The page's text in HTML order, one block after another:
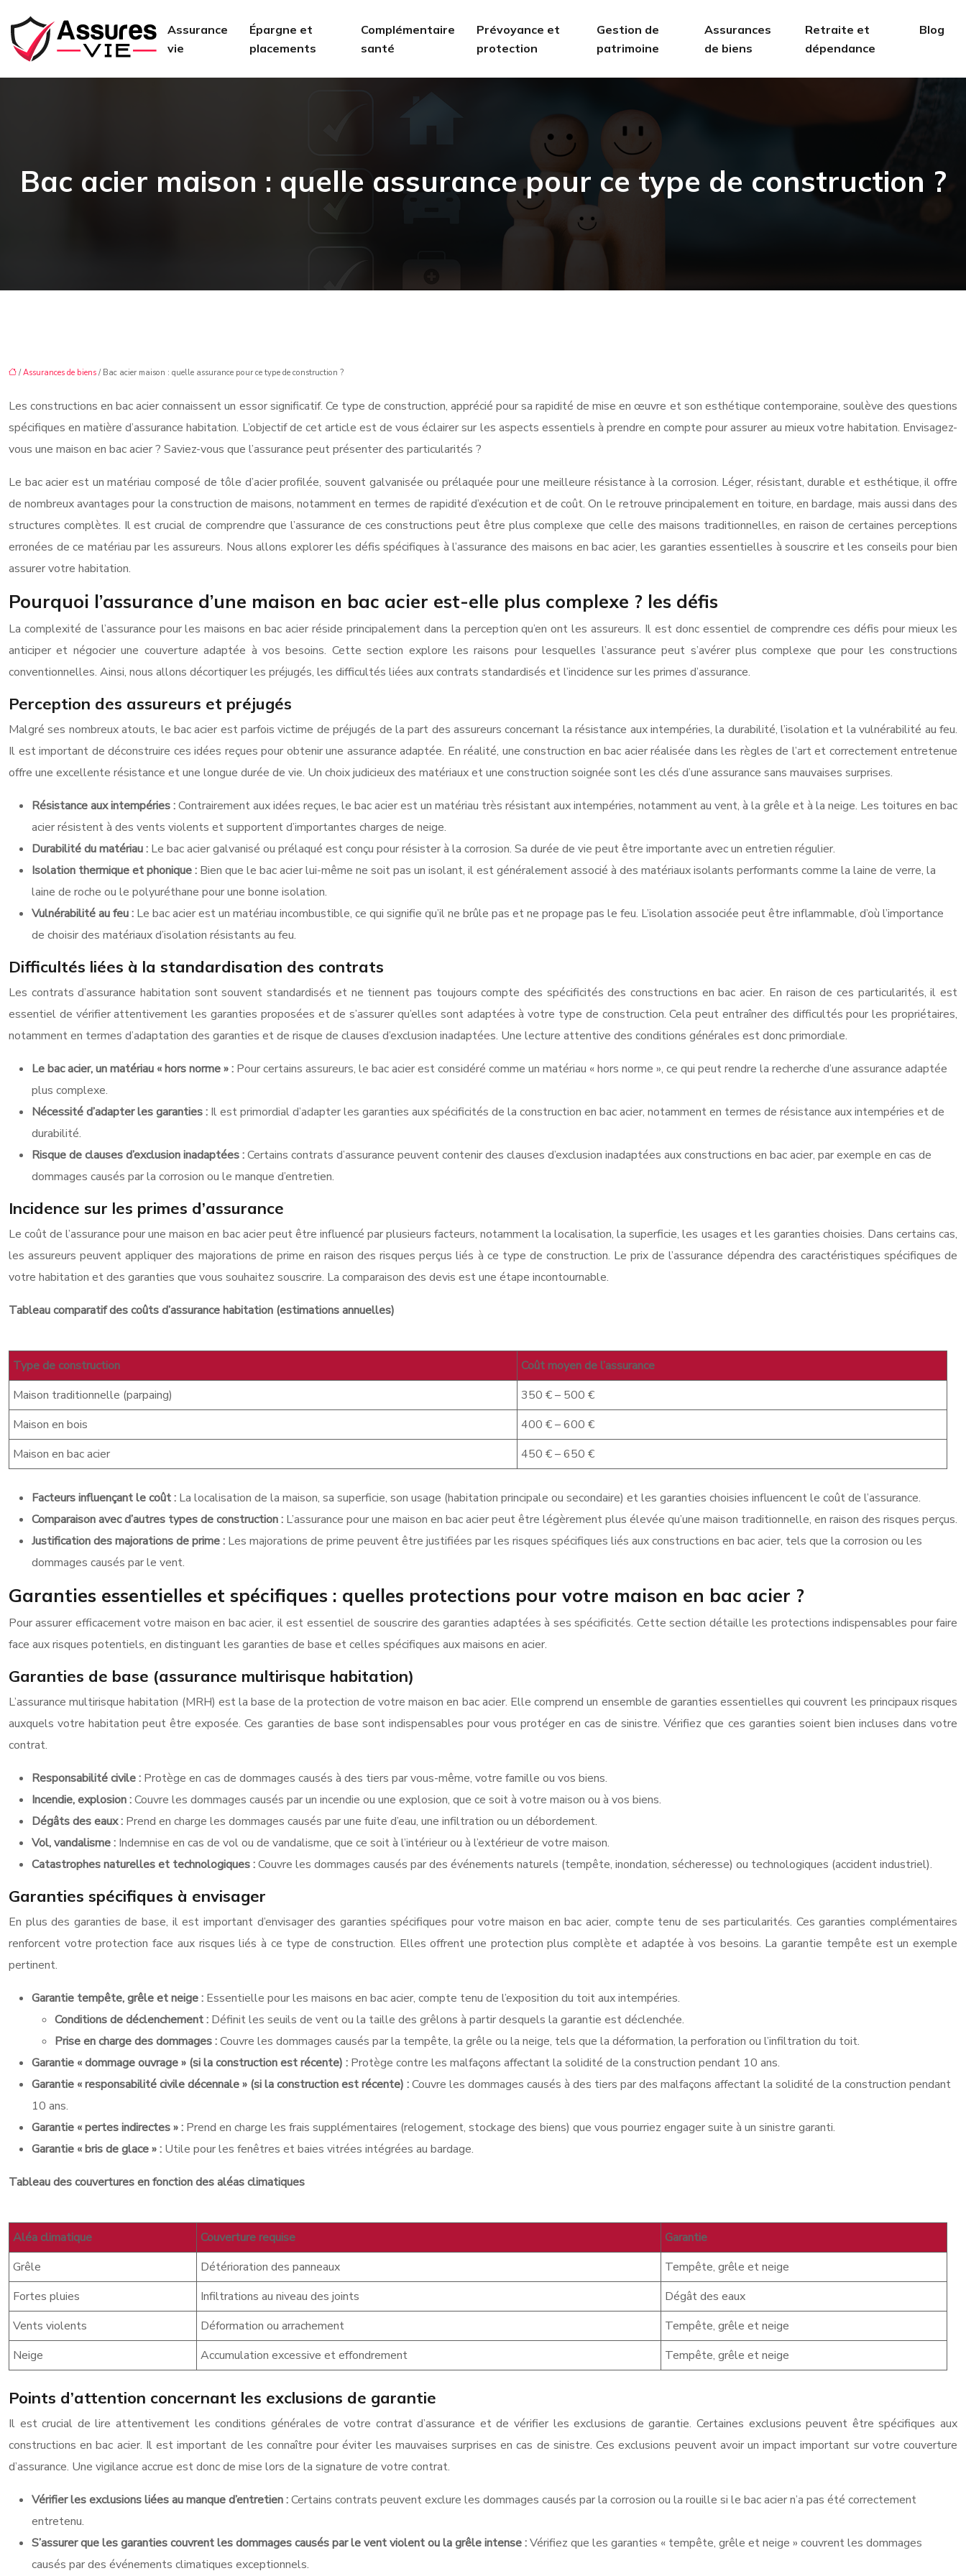
Assurance
vie
Épargne et
placements
Complémentaire
santé
Prévoyance et
protection
Gestion de
patrimoine
Assurances
de biens
Retraite et
dépendance
Blog
Bac acier maison : quelle assurance pour ce type de construction ?
/Assurances de biens / Bac acier maison : quelle assurance pour ce type de construction ?
Les constructions en bac acier connaissent un essor significatif. Ce type de construction, apprécié pour sa rapidité de mise en œuvre et son esthétique contemporaine, soulève des questions
spécifiques en matière d’assurance habitation. L’objectif de cet article est de vous éclairer sur les aspects essentiels à prendre en compte pour assurer au mieux votre habitation. Envisagez-
vous une maison en bac acier ? Saviez-vous que l’assurance peut présenter des particularités ?
Le bac acier est un matériau composé de tôle d’acier profilée, souvent galvanisée ou prélaquée pour une meilleure résistance à la corrosion. Léger, résistant, durable et esthétique, il offre
de nombreux avantages pour la construction de maisons, notamment en termes de rapidité d’exécution et de coût. On le retrouve principalement en toiture, en bardage, mais aussi dans des
structures complètes. Il est crucial de comprendre que l’assurance de ces constructions peut être plus complexe que celle des maisons traditionnelles, en raison de certaines perceptions
erronées de ce matériau par les assureurs. Nous allons explorer les défis spécifiques à l’assurance des maisons en bac acier, les garanties essentielles à souscrire et les conseils pour bien
assurer votre habitation.
Pourquoi l’assurance d’une maison en bac acier est-elle plus complexe ? les défis
La complexité de l’assurance pour les maisons en bac acier réside principalement dans la perception qu’en ont les assureurs. Il est donc essentiel de comprendre ces défis pour mieux les
anticiper et négocier une couverture adaptée à vos besoins. Cette section explore les raisons pour lesquelles l’assurance peut s’avérer plus complexe que pour les constructions
conventionnelles. Ainsi, nous allons décortiquer les préjugés, les difficultés liées aux contrats standardisés et l’incidence sur les primes d’assurance.
Perception des assureurs et préjugés
Malgré ses nombreux atouts, le bac acier est parfois victime de préjugés de la part des assureurs concernant la résistance aux intempéries, la durabilité, l’isolation et la vulnérabilité au feu.
Il est important de déconstruire ces idées reçues pour obtenir une assurance adaptée. En réalité, une construction en bac acier réalisée dans les règles de l’art et correctement entretenue
offre une excellente résistance et une longue durée de vie. Un choix judicieux des matériaux et une construction soignée sont les clés d’une assurance sans mauvaises surprises.
Résistance aux intempéries :Contrairement aux idées reçues, le bac acier est un matériau très résistant aux intempéries, notamment au vent, à la grêle et à la neige. Les toitures en bac
acier résistent à des vents violents et supportent d’importantes charges de neige.
Durabilité du matériau : Le bac acier galvanisé ou prélaqué est conçu pour résister à la corrosion. Sa durée de vie peut être importante avec un entretien régulier.
Isolation thermique et phonique : Bien que le bac acier lui-même ne soit pas un isolant, il est généralement associé à des matériaux isolants performants comme la laine de verre, la
laine de roche ou le polyuréthane pour une bonne isolation.
Vulnérabilité au feu : Le bac acier est un matériau incombustible, ce qui signifie qu’il ne brûle pas et ne propage pas le feu. L’isolation associée peut être inflammable, d’où l’importance
de choisir des matériaux d’isolation résistants au feu.
Difficultés liées à la standardisation des contrats
Les contrats d’assurance habitation sont souvent standardisés et ne tiennent pas toujours compte des spécificités des constructions en bac acier. En raison de ces particularités, il est
essentiel de vérifier attentivement les garanties proposées et de s’assurer qu’elles sont adaptées à votre type de construction. Cela peut entraîner des difficultés pour les propriétaires,
notamment en termes d’adaptation des garanties et de risque de clauses d’exclusion inadaptées. Une lecture attentive des conditions générales est donc primordiale.
Le bac acier, un matériau « hors norme » : Pour certains assureurs, le bac acier est considéré comme un matériau « hors norme », ce qui peut rendre la recherche d’une assurance adaptée
plus complexe.
Nécessité d’adapter les garanties : Il est primordial d’adapter les garanties aux spécificités de la construction en bac acier, notamment en termes de résistance aux intempéries et de
durabilité.
Risque de clauses d’exclusion inadaptées :Certains contrats d’assurance peuvent contenir des clauses d’exclusion inadaptées aux constructions en bac acier, par exemple en cas de
dommages causés par la corrosion ou le manque d’entretien.
Incidence sur les primes d’assurance
Le coût de l’assurance pour une maison en bac acier peut être influencé par plusieurs facteurs, notamment la localisation, la superficie, les usages et les garanties choisies. Dans certains cas,
les assureurs peuvent appliquer des majorations de prime en raison des risques perçus liés à ce type de construction. Le prix de l’assurance dépendra des caractéristiques spécifiques de
votre habitation et des garanties que vous souhaitez souscrire. La comparaison des devis est une étape incontournable.
Tableau comparatif des coûts d’assurance habitation (estimations annuelles)
Type de construction
Coût moyen de l’assurance
Maison traditionnelle (parpaing)
350 € – 500 €
Maison en bois
400 € – 600 €
Maison en bac acier
450 € – 650 €
Facteurs influençant le coût : La localisation de la maison, sa superficie, son usage (habitation principale ou secondaire) et les garanties choisies influencent le coût de l’assurance.
Comparaison avec d’autres types de construction : L’assurance pour une maison en bac acier peut être légèrement plus élevée qu’une maison traditionnelle, en raison des risques perçus.
Justification des majorations de prime : Les majorations de prime peuvent être justifiées par les risques spécifiques liés aux constructions en bac acier, tels que la corrosion ou les
dommages causés par le vent.
Garanties essentielles et spécifiques : quelles protections pour votre maison en bac acier ?
Pour assurer efficacement votre maison en bac acier, il est essentiel de souscrire des garanties adaptées à ses spécificités. Cette section détaille les protections indispensables pour faire
face aux risques potentiels, en distinguant les garanties de base et celles spécifiques aux maisons en acier.
Garanties de base (assurance multirisque habitation)
L’assurance multirisque habitation (MRH) est la base de la protection de votre maison en bac acier. Elle comprend un ensemble de garanties essentielles qui couvrent les principaux risques
auxquels votre habitation peut être exposée. Ces garanties de base sont indispensables pour vous protéger en cas de sinistre. Vérifiez que ces garanties soient bien incluses dans votre
contrat.
Responsabilité civile : Protège en cas de dommages causés à des tiers par vous-même, votre famille ou vos biens.
Incendie, explosion :Couvre les dommages causés par un incendie ou une explosion, que ce soit à votre maison ou à vos biens.
Dégâts des eaux : Prend en charge les dommages causés par une fuite d’eau, une infiltration ou un débordement.
Vol, vandalisme : Indemnise en cas de vol ou de vandalisme, que ce soit à l’intérieur ou à l’extérieur de votre maison.
Catastrophes naturelles et technologiques :Couvre les dommages causés par des événements naturels (tempête, inondation, sécheresse) ou technologiques (accident industriel).
Garanties spécifiques à envisager
En plus des garanties de base, il est important d’envisager des garanties spécifiques pour votre maison en bac acier, compte tenu de ses particularités. Ces garanties complémentaires
renforcent votre protection face aux risques liés à ce type de construction. Elles offrent une protection plus complète et adaptée à vos besoins. La garantie tempête est un exemple
pertinent.
Garantie tempête, grêle et neige : Essentielle pour les maisons en bac acier, compte tenu de l’exposition du toit aux intempéries.
Conditions de déclenchement : Définit les seuils de vent ou la taille des grêlons à partir desquels la garantie est déclenchée.
Prise en charge des dommages :Couvre les dommages causés par la tempête, la grêle ou la neige, tels que la déformation, la perforation ou l’infiltration du toit.
Garantie « dommage ouvrage » (si la construction est récente) : Protège contre les malfaçons affectant la solidité de la construction pendant 10 ans.
Garantie « responsabilité civile décennale » (si la construction est récente) :Couvre les dommages causés à des tiers par des malfaçons affectant la solidité de la construction pendant
10 ans.
Garantie « pertes indirectes » : Prend en charge les frais supplémentaires (relogement, stockage des biens) que vous pourriez engager suite à un sinistre garanti.
Garantie « bris de glace » : Utile pour les fenêtres et baies vitrées intégrées au bardage.
Tableau des couvertures en fonction des aléas climatiques
Aléa climatique Couverture requise
Garantie
Grêle
Détérioration des panneaux
Tempête, grêle et neige
Fortes pluies
Infiltrations au niveau des joints
Dégât des eaux
Vents violents
Déformation ou arrachement
Tempête, grêle et neige
Neige
Accumulation excessive et effondrement Tempête, grêle et neige
Points d’attention concernant les exclusions de garantie
Il est crucial de lire attentivement les conditions générales de votre contrat d’assurance et de vérifier les exclusions de garantie. Certaines exclusions peuvent être spécifiques aux
constructions en bac acier. Il est important de les connaître pour éviter les mauvaises surprises en cas de sinistre. Ces exclusions peuvent avoir un impact important sur votre couverture
d’assurance. Une vigilance accrue est donc de mise lors de la signature de votre contrat.
Vérifier les exclusions liées au manque d’entretien :Certains contrats peuvent exclure les dommages causés par la corrosion ou la rouille si le bac acier n’a pas été correctement
entretenu.
S’assurer que les garanties couvrent les dommages causés par le vent violent ou la grêle intense :Vérifiez que les garanties « tempête, grêle et neige » couvrent les dommages
causés par des événements climatiques exceptionnels.